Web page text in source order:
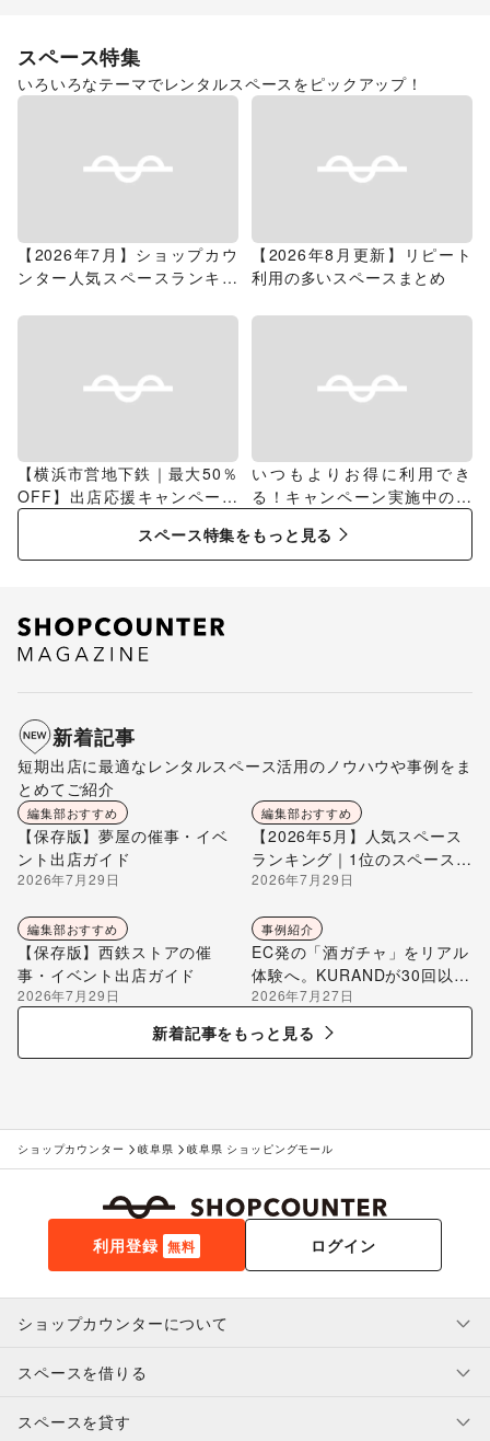
スペース特集
いろいろなテーマでレンタルスペースをピックアップ！
【2026年7月】ショップカウ
ンター人気スペースランキン
【2026年8月更新】リピート
利用の多いスペースまとめ
【横浜市営地下鉄｜最大50％
OFF】出店応援キャンペーン
特集
いつもよりお得に利用でき
る！キャンペーン実施中のス
スペース特集をもっと見る
新着記事
短期出店に最適なレンタルスペース活用のノウハウや事例をま
とめてご紹介
編集部おすすめ
【保存版】夢屋の催事・イベ
ント出店ガイド
2026年7月29日
編集部おすすめ
【2026年5月】人気スペース
ランキング｜1位のスペースを
編集部が解説
2026年7月29日
編集部おすすめ
【保存版】西鉄ストアの催
事・イベント出店ガイド
2026年7月29日
事例紹介
EC発の「酒ガチャ」をリアル
体験へ。KURANDが30回以上
のポップアップ出店で届け
る“新しいお酒との出会い”
2026年7月27日
新着記事をもっと見る
ショップカウンター 岐阜県 岐阜県 ショッピングモール
利用登録 無料 ログイン
ショップカウンターについて
利用規約・ガイドライン
特定商取引法に基づく表示
スペースを借りる
スペースを借りたい人へ
スペースを貸す